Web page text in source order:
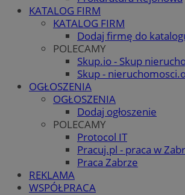
KATALOG FIRM
KATALOG FIRM
Dodaj firmę do
POLECAMY
Skup.io - Skup
Skup -
OGŁOSZENIA
OGŁOSZENIA
Dodaj ogłoszenie
POLECAMY
Protocol IT
Pracuj.pl - praca w
Praca Zabrze
REKLAMA
WSPÓŁPRACA